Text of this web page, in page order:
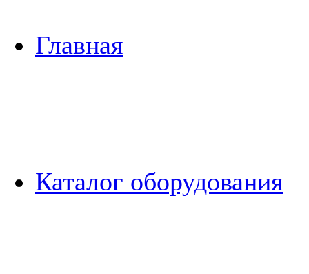
Главная
Каталог оборудования